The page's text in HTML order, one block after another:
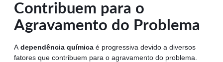
Contribuem para o
Agravamento do Problema
A dependência química é progressiva devido a diversos
fatores que contribuem para o agravamento do problema.